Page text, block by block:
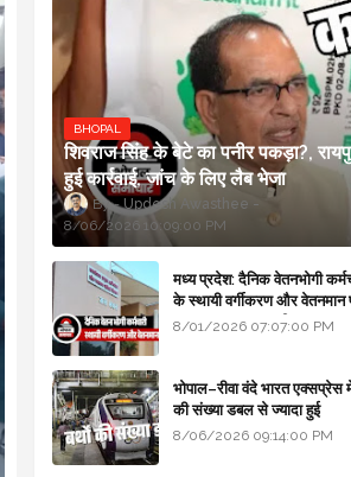
BHOPAL
शिवराज सिंह के बेटे का पनीर पकड़ा?,
हुई कार्रवाई, जांच के लिए लैब भेजा
Updesh Awasthee
8/06/2026 10:09:00 PM
मध्य प्रदेश: दैनिक वेतनभोगी
के स्थायी वर्गीकरण और वेतनमान
सरकार का बड़ा स्पष्टीकरण
8/01/2026 07:07:00 PM
भोपाल–रीवा वंदे भारत एक्सप्रेस में
की संख्या डबल से ज्यादा हुई
8/06/2026 09:14:00 PM